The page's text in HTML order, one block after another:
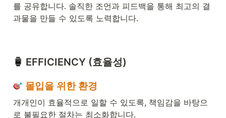
를 공유합니다. 솔직한 조언과 피드백을 통해 최고의 결
과물을 만들 수 있도록 노력합니다.
EFFICIENCY (효율성)
몰입을 위한 환경
개개인이 효율적으로 일할 수 있도록, 책임감을 바탕으
로 불필요한 절차는 최소화합니다.